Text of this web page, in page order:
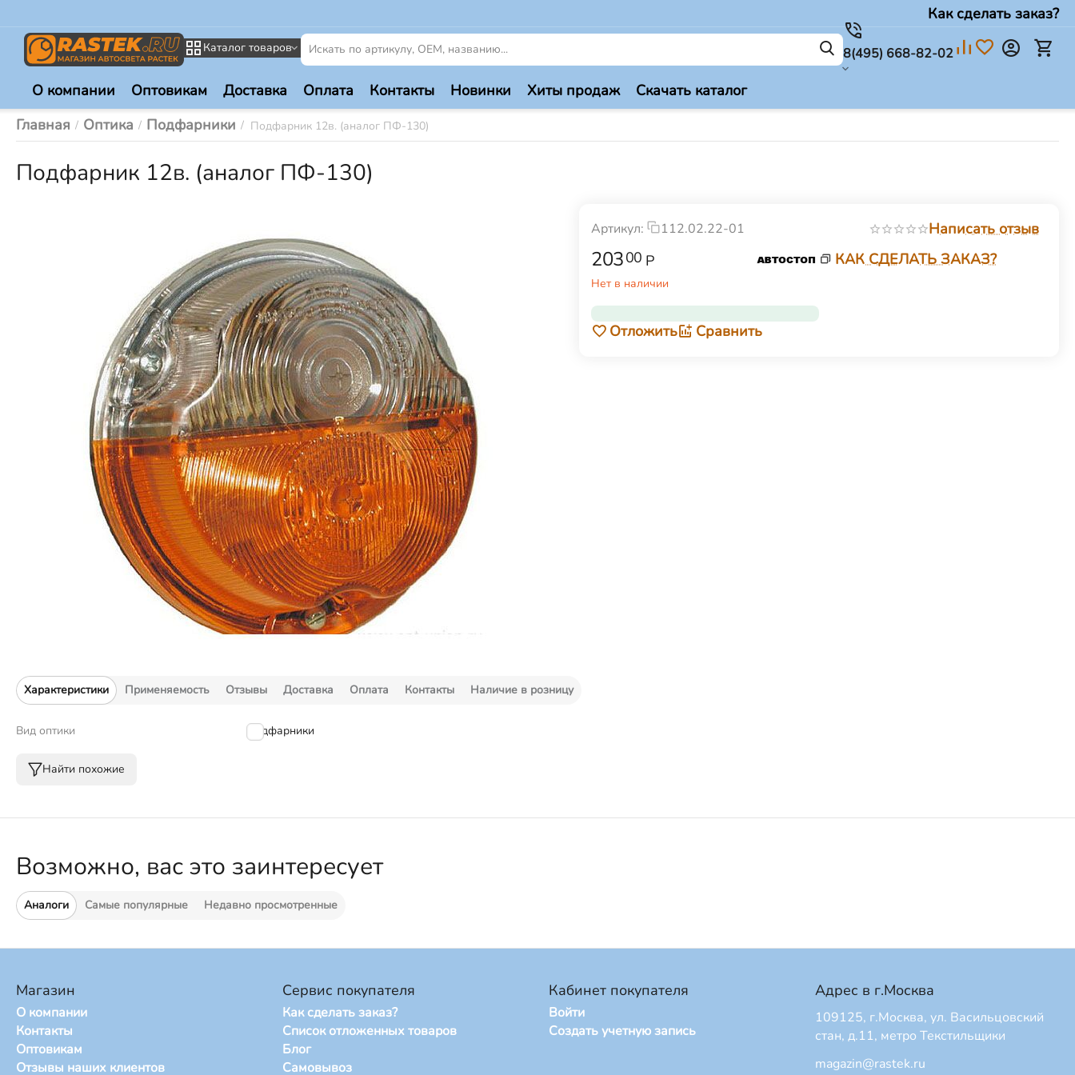
Как сделать заказ?
Каталог товаров 8(495) 668-82-02
О компании Оптовикам Доставка Оплата Контакты Новинки Хиты продаж
Скачать каталог
Главная / Оптика / Подфарники / Подфарник 12в. (аналог ПФ-130)
Подфарник 12в. (аналог ПФ-130)
Написать отзыв
Артикул: 112.02.22-01
20300 Р
Нет в наличии
Отложить Сравнить
КАК СДЕЛАТЬ ЗАКАЗ?
Характеристики Применяемость Отзывы Доставка Оплата Контакты Наличие в розницу
Вид оптики Подфарники
Найти похожие
Возможно, вас это заинтересует
Аналоги Самые популярные Недавно просмотренные
Магазин
О компании
Контакты
Оптовикам
Отзывы наших клиентов
Сервис покупателя
Как сделать заказ?
Список отложенных товаров
Блог
Самовывоз
Кабинет покупателя
Войти
Создать учетную запись
Адрес в г.Москва
109125, г.Москва, ул. Васильцовский
стан, д.11, метро Текстильщики
magazin@rastek.ru